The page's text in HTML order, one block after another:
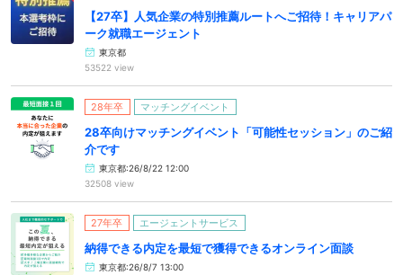
【27卒】人気企業の特別推薦ルートへご招待！キャリアパ
ーク就職エージェント
東京都
53522 view
28年卒 マッチングイベント
28卒向けマッチングイベント「可能性セッション」のご紹
介です
東京都:26/8/22 12:00
32508 view
27年卒 エージェントサービス
納得できる内定を最短で獲得できるオンライン面談
東京都:26/8/7 13:00